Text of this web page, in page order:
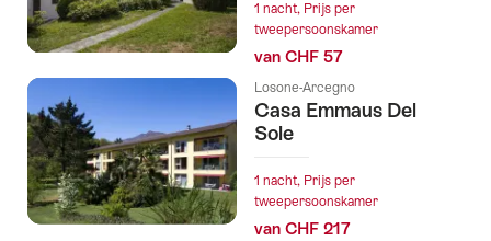
1 nacht, Prijs per
tweepersoonskamer
van CHF 57
Losone-Arcegno
Casa Emmaus Del
Sole
1 nacht, Prijs per
tweepersoonskamer
van CHF 217